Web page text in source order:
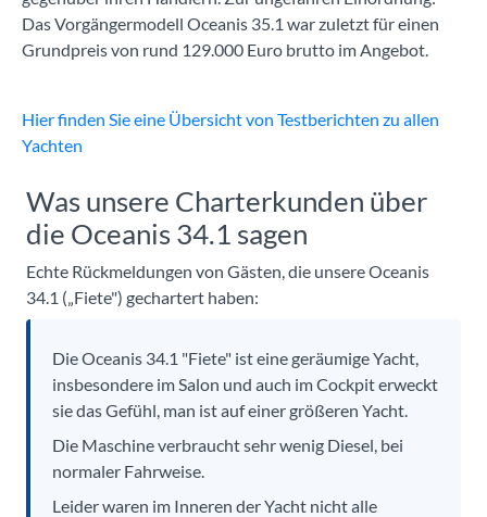
Das Vorgängermodell Oceanis 35.1 war zuletzt für einen
Grundpreis von rund 129.000 Euro brutto im Angebot.
Hier finden Sie eine Übersicht von Testberichten zu allen
Yachten
Was unsere Charterkunden über
die Oceanis 34.1 sagen
Echte Rückmeldungen von Gästen, die unsere Oceanis
34.1 („Fiete") gechartert haben:
Die Oceanis 34.1 "Fiete" ist eine geräumige Yacht,
insbesondere im Salon und auch im Cockpit erweckt
sie das Gefühl, man ist auf einer größeren Yacht.
Die Maschine verbraucht sehr wenig Diesel, bei
normaler Fahrweise.
Leider waren im Inneren der Yacht nicht alle